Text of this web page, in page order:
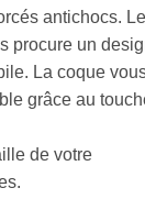
antichocs. Le
procure un
La coque
grâce au
de votre